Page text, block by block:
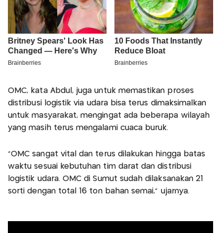
OMC, kata Abdul, juga untuk memastikan proses
distribusi logistik via udara bisa terus dimaksimalkan
untuk masyarakat, mengingat ada beberapa wilayah
yang masih terus mengalami cuaca buruk.
“OMC sangat vital dan terus dilakukan hingga batas
waktu sesuai kebutuhan tim darat dan distribusi
logistik udara. OMC di Sumut sudah dilaksanakan 21
sorti dengan total 16 ton bahan semai,” ujarnya.